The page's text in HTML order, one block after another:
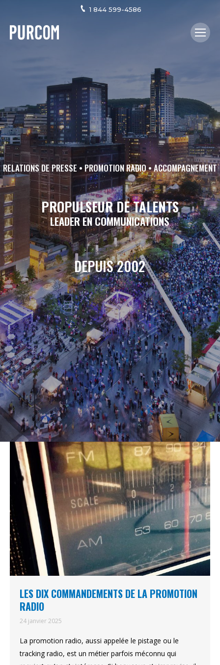
1 844 599-4586
RELATIONS DE PRESSE • PROMOTION RADIO • ACCOMPAGNEMENT
PROPULSEUR DE TALENTS
LEADER EN COMMUNICATIONS
DEPUIS 2002
LES DIX COMMANDEMENTS DE LA PROMOTION
RADIO
24 janvier 2025
La promotion radio, aussi appelée le pistage ou le
tracking radio, est un métier parfois méconnu qui